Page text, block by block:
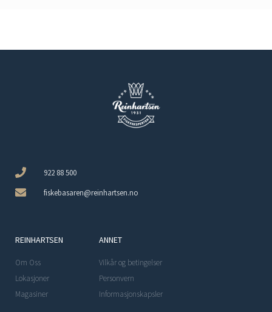
922 88 500
fiskebasaren@reinhartsen.no
REINHARTSEN
Om Oss
Lokasjoner
Magasiner
ANNET
Vilkår og betingelser
Personvern
Informasjonskapsler